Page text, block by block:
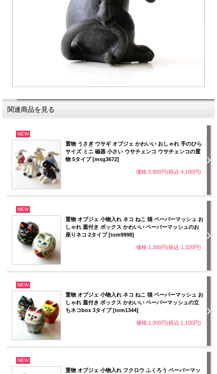
関連商品を見る
NEW
置物 うさぎ ウサギ オブジェ かわいい おしゃれ 手のひら
サイズ ミニ 磁器 小さい ウサチェンコ ウサチェンコの置
物 5タイプ [msg3672]
価格:3,800円(税込 4,180円)
NEW
置物 オブジェ 小物入れ ネコ ねこ 猫 ペーパーマッシュ お
しゃれ 蓋付き ボックス かわいい ペーパーマッシュのお
座りネコ 2タイプ [tom9998]
価格:1,200円(税込 1,320円)
NEW
置物 オブジェ 小物入れ ネコ ねこ 猫 ペーパーマッシュ お
しゃれ 蓋付き ボックス かわいい ペーパーマッシュの立
ちネコbox 3タイプ [tom1344]
価格:1,000円(税込 1,100円)
NEW
置物 オブジェ 小物入れ フクロウ ふくろう ペーパーマッ